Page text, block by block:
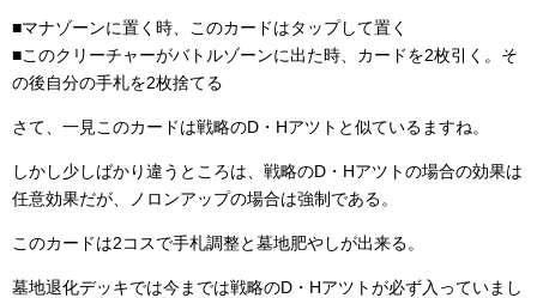
■マナゾーンに置く時、このカードはタップして置く
■このクリーチャーがバトルゾーンに出た時、カードを2枚引く。そ
の後自分の手札を2枚捨てる
さて、一見このカードは戦略のD・Hアツトと似ているますね。
しかし少しばかり違うところは、戦略のD・Hアツトの場合の効果は
任意効果だが、ノロンアップの場合は強制である。
このカードは2コスで手札調整と墓地肥やしが出来る。
墓地退化デッキでは今までは戦略のD・Hアツトが必ず入っていまし